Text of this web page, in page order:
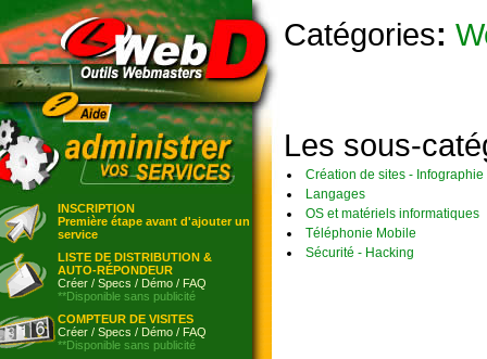
INSCRIPTION
Première étape avant d'ajouter un
service
LISTE DE DISTRIBUTION &
AUTO-RÉPONDEUR
Créer / Specs / Démo / FAQ
**Disponible sans publicité
COMPTEUR DE VISITES
Créer / Specs / Démo / FAQ
**Disponible sans publicité
Catégories:
Les sous-
Création de sites - Infographie
Langages
OS et matériels informatiques
Téléphonie Mobile
Sécurité - Hacking